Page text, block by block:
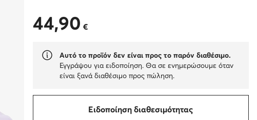
44,90 €
44,90 €
Αυτό το προϊόν δεν είναι προς το παρόν διαθέσιμο.
Εγγράψου για ειδοποίηση. Θα σε ενημερώσουμε όταν
είναι ξανά διαθέσιμο προς πώληση.
Ειδοποίηση διαθεσιμότητας